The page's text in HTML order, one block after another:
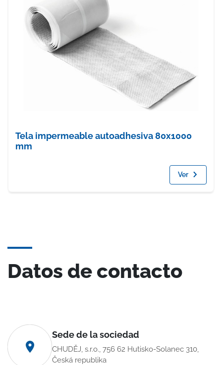
Tela impermeable autoadhesiva 80x1000
mm
Ver
Datos de contacto
Sede de la sociedad
CHUDĚJ, s.r.o., 756 62 Hutisko-Solanec 310,
Česká republika